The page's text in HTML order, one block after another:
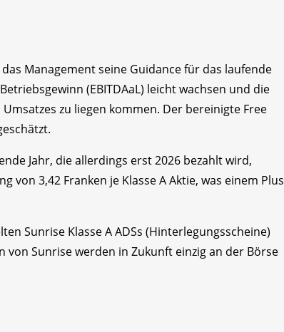
Management seine Guidance für das laufende
(EBITDAaL) leicht wachsen und die
zu liegen kommen. Der bereinigte Free
Jahr, die allerdings erst 2026 bezahlt wird,
3,42 Franken je Klasse A Aktie, was einem Plus
Sunrise Klasse A ADSs (Hinterlegungsscheine)
Sunrise werden in Zukunft einzig an der Börse